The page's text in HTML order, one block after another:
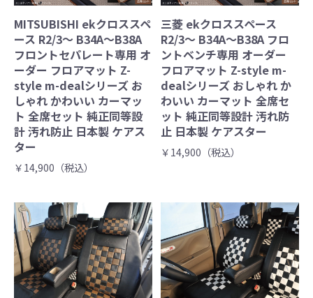
MITSUBISHI ekクロススペ
ース R2/3～ B34A～B38A
フロントセパレート専用 オ
ーダー フロアマット Z-
style m-dealシリーズ お
しゃれ かわいい カーマッ
ト 全席セット 純正同等設
計 汚れ防止 日本製 ケアス
ター
￥14,900（税込）
三菱 ekクロススペース
R2/3～ B34A～B38A フロ
ントベンチ専用 オーダー
フロアマット Z-style m-
dealシリーズ おしゃれ か
わいい カーマット 全席セ
ット 純正同等設計 汚れ防
止 日本製 ケアスター
￥14,900（税込）